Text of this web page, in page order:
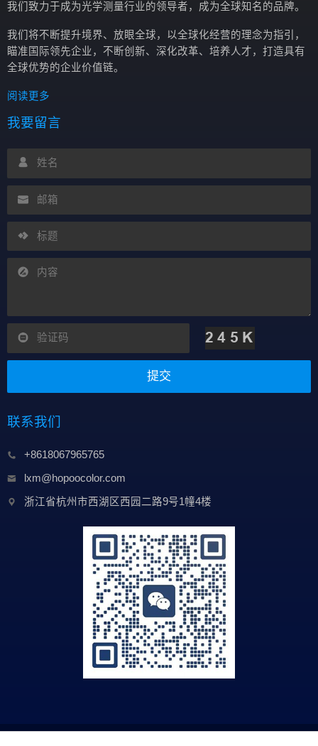
我们致力于成为光学测量行业的领导者，成为全球知名的品牌。
我们将不断提升境界、放眼全球，以全球化经营的理念为指引，
瞄准国际领先企业，不断创新、深化改革、培养人才，打造具有
全球优势的企业价值链。
阅读更多
我要留言
提交
联系我们
+8618067965765
lxm@hopoocolor.com
浙江省杭州市西湖区西园二路9号1幢4楼